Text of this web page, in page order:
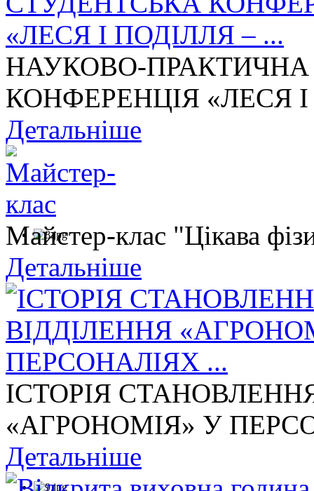
НАУКОВО-
КОНФЕРЕНЦІЯ «ЛЕСЯ І
Детальніше
Майстер-клас "Цікава
Детальніше
ІСТОРІЯ
«АГРОНОМІЯ» У
Детальніше